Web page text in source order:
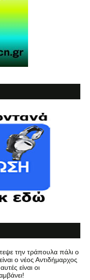
την τράπουλα πάλι ο
ο νέος Αντιδήμαρχος
είναι οι